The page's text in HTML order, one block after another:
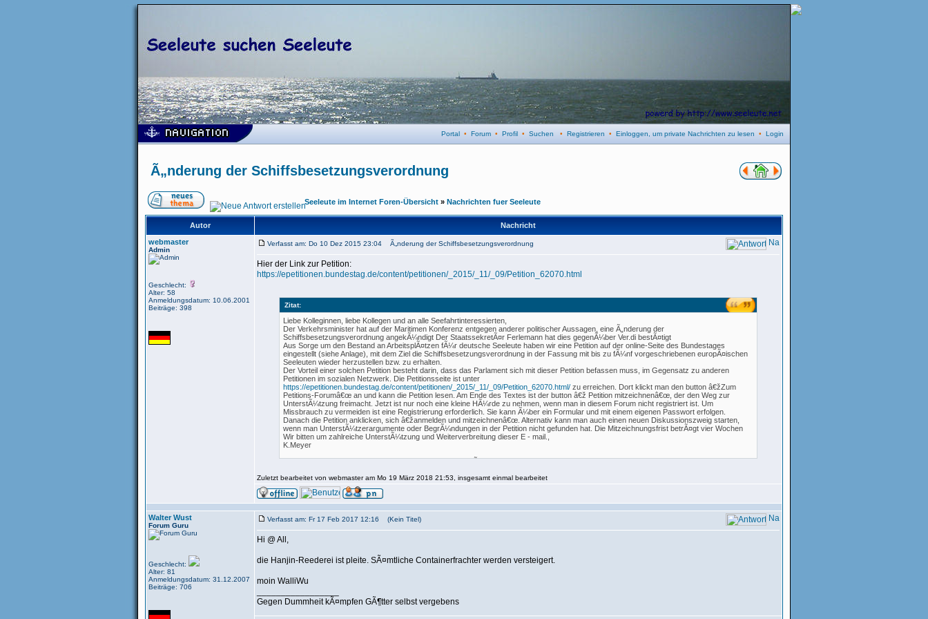
Portal • Forum • Profil • Suchen • Registrieren • Einloggen, um private Nachrichten zu lesen • Login
Ã„nderung der Schiffsbesetzungsverordnung
Seeleute im Internet Foren-Übersicht » Nachrichten fuer Seeleute
Autor
Nachricht
webmaster
Admin
Geschlecht:
Alter: 58
Anmeldungsdatum: 10.06.2001
Beiträge: 398
Verfasst am: Do 10 Dez 2015 23:04 Ã„nderung der Schiffsbesetzungsverordnung
Hier der Link zur Petition:
https://epetitionen.bundestag.de/content/petitionen/_2015/_11/_09/Petition_62070.html
Zitat:
Liebe Kolleginnen, liebe Kollegen und an alle Seefahrtinteressierten,
Der Verkehrsminister hat auf der Maritimen Konferenz entgegen anderer politischer Aussagen, eine Ã„nderung der
Schiffsbesetzungsverordnung angekÃ¼ndigt Der StaatssekretÃ¤r Ferlemann hat dies gegenÃ¼ber Ver.di bestÃ¤tigt
Aus Sorge um den Bestand an ArbeitsplÃ¤tzen fÃ¼r deutsche Seeleute haben wir eine Petition auf der online-Seite des Bundestages
eingestellt (siehe Anlage), mit dem Ziel die Schiffsbesetzungsverordnung in der Fassung mit bis zu fÃ¼nf vorgeschriebenen europÃ¤ischen
Seeleuten wieder herzustellen bzw. zu erhalten.
Der Vorteil einer solchen Petition besteht darin, dass das Parlament sich mit dieser Petition befassen muss, im Gegensatz zu anderen
Petitionen im sozialen Netzwerk. Die Petitionsseite ist unter
https://epetitionen.bundestag.de/content/petitionen/_2015/_11/_09/Petition_62070.html/zu erreichen. Dort klickt man den button â€žZum
Petitions-Forumâ€œ an und kann die Petition lesen. Am Ende des Textes ist der button â€ž Petition mitzeichnenâ€œ, der den Weg zur
UnterstÃ¼tzung freimacht. Jetzt ist nur noch eine kleine HÃ¼rde zu nehmen, wenn man in diesem Forum nicht registriert ist. Um
Missbrauch zu vermeiden ist eine Registrierung erforderlich. Sie kann Ã¼ber ein Formular und mit einem eigenen Passwort erfolgen.
Danach die Petition anklicken, sich â€žanmelden und mitzeichnenâ€œ. Alternativ kann man auch einen neuen Diskussionszweig starten,
wenn man UnterstÃ¼tzerargumente oder BegrÃ¼ndungen in der Petition nicht gefunden hat. Die Mitzeichnungsfrist betrÃ¤gt vier Wochen
Wir bitten um zahlreiche UnterstÃ¼tzung und Weiterverbreitung dieser E - mail.,
K.Meyer
Ihre Petition wurde heute unter dem Titel Seeschifffahrt - Ã„nderung der Schiffsbesetzungsverordnung (SchBesV) mit der ID 62070
Sie kann nun von anderen Internetnutzern gelesen, diskutiert und unterstÃ¼tzt werden.
Ihre Petition kÃ¶nnen Sie unter folgender URL aufrufen:
https://epetitionen.bundestag.de/content/petitionen/_2015/_11/_09/Petition_62070.html
Mit freundlichen GrÃ¼ÃŸen
Der Petitionsausschuss des Deutschen Bundestages
Zuletzt bearbeitet von webmaster am Mo 19 März 2018 21:53, insgesamt einmal bearbeitet
Walter Wust
Forum Guru
Geschlecht:
Alter: 81
Anmeldungsdatum: 31.12.2007
Beiträge: 706
Verfasst am: Fr 17 Feb 2017 12:16 (Kein Titel)
Hi @ All,
die Hanjin-Reederei ist pleite. SÃ¤mtliche Containerfrachter werden versteigert.
moin WalliWu
Gegen Dummheit kÃ¤mpfen GÃ¶tter selbst vergebens